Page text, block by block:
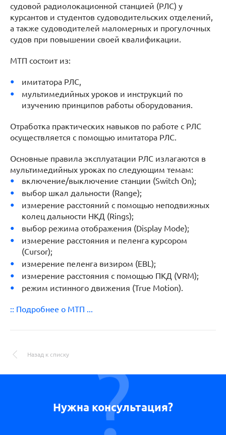
судовой радиолокационной станцией (РЛС) у
курсантов и студентов судоводительских отделений,
а также судоводителей маломерных и прогулочных
судов при повышении своей квалификации.
МТП состоит из:
имитатора РЛС,
мультимедийных уроков и инструкций по
изучению принципов работы оборудования.
Отработка практических навыков по работе с РЛС
осуществляется с помощью имитатора РЛС.
Основные правила эксплуатации РЛС излагаются в
мультимедийных уроках по следующим темам:
включение/выключение станции (Switch On);
выбор шкал дальности (Range);
измерение расстояний с помощью неподвижных
колец дальности НКД (Rings);
выбор режима отображения (Display Mode);
измерение расстояния и пеленга курсором
(Cursor);
измерение пеленга визиром (EBL);
измерение расстояния с помощью ПКД (VRM);
режим истинного движения (True Motion).
:: Подробнее о МТП ...
Назад к списку
Нужна консультация?